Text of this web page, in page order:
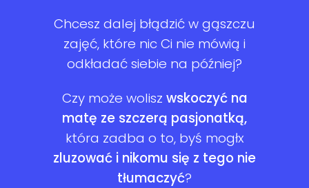
Chcesz dalej błądzić w gąszczu
zajęć, które nic Ci nie mówią i
odkładać siebie na później?
Czy może wolisz wskoczyć na
matę ze szczerą pasjonatką,
która zadba o to, byś mogłx
zluzować i nikomu się z tego nie
tłumaczyć?